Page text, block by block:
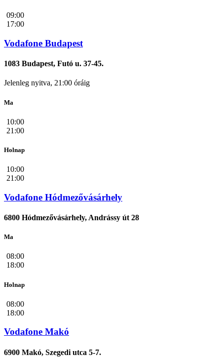
09:00
17:00
Vodafone Budapest
1083 Budapest, Futó u. 37-45.
Jelenleg nyitva, 21:00 óráig
Ma
10:00
21:00
Holnap
10:00
21:00
Vodafone Hódmezővásárhely
6800 Hódmezővásárhely, Andrássy út 28
Ma
08:00
18:00
Holnap
08:00
18:00
Vodafone Makó
6900 Makó, Szegedi utca 5-7.